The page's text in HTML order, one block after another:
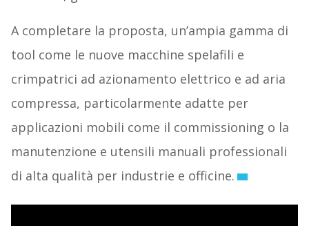
A completare la proposta, un’ampia gamma di
tool come le nuove macchine spelafili e
crimpatrici ad azionamento elettrico e ad aria
compressa, particolarmente adatte per
applicazioni mobili come il commissioning o la
manutenzione e utensili manuali professionali
di alta qualità per industrie e officine.